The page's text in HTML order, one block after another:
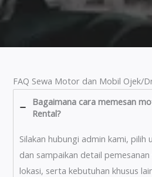
FAQ Sewa Motor dan Mobil Ojek/
Bagaimana cara memesan
Rental?
Silakan hubungi admin kami, pilih
dan sampaikan detail
lokasi, serta kebutuhan khusus